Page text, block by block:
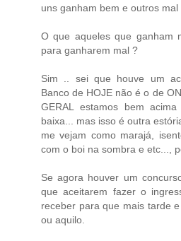
uns ganham bem e outros mal
O que aqueles que ganham
para ganharem mal ?
Sim .. sei que houve um
Banco de HOJE não é o de
GERAL estamos bem
baixa... mas isso é outra
me vejam como marajá,
com o boi na sombra e etc...,
Se agora houver um
que aceitarem fazer o
receber para que mais tarde
ou aquilo.